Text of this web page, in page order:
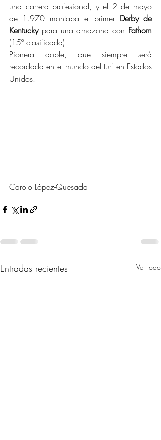
una carrera profesional, y el 2 de mayo
de 1.970 montaba el primer Derby de
Kentucky para una amazona con Fathom
(15º clasificada).
Pionera doble, que siempre será
recordada en el mundo del turf en Estados
Unidos.
Carolo López-Quesada
Entradas recientes Ver todo